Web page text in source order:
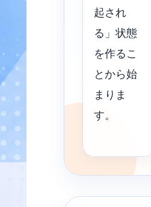
起され
る」状態
を作るこ
とから始
まりま
す。